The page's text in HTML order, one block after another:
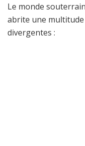
Le monde
abrite une
divergentes :